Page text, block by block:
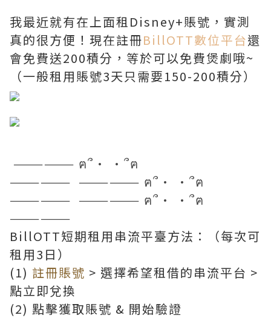
我最近就有在上面租Disney+賬號，實測
真的很方便！現在註冊BillOTT數位平台還
會免費送200積分，等於可以免費煲劇哦~
（一般租用賬號3天只需要150-200積分）
—————— ฅ՞• •՞ฅ
—————— —————— ฅ՞• •՞ฅ
—————— —————— ฅ՞• •՞ฅ
——————
BillOTT短期租用串流平臺方法：（每次可
租用3日）
(1) 註冊賬號 > 選擇希望租借的串流平台 >
點立即兌換
(2) 點擊獲取賬號 & 開始驗證